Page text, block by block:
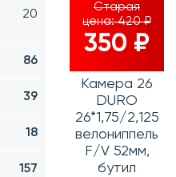
20
86
39
18
157
Старая
цена:420 ₽
350 ₽
Камера 26
DURO
26*1,75/2,125
велониппель
F/V 52мм,
бутил